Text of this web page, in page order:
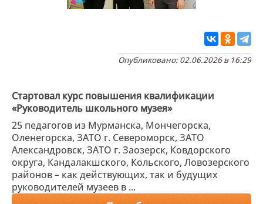
Опубликовано: 02.06.2026 в 16:29
Стартовал курс повышения квалификации
«Руководитель школьного музея»
25 педагогов из Мурманска, Мончегорска,
Оленегорска, ЗАТО г. Североморск, ЗАТО
Александровск, ЗАТО г. Заозерск, Ковдорского
округа, Кандалакшского, Кольского, Ловозерского
районов – как действующих, так и будущих
руководителей музеев в ...